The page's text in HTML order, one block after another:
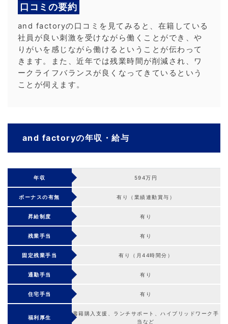
口コミの要約
and factoryの口コミを見てみると、在籍している
社員が良い刺激を受けながら働くことができ、や
りがいを感じながら働けるということが伝わって
きます。また、近年では残業時間が削減され、ワ
ークライフバランスが良くなってきているという
ことが伺えます。
and factoryの年収・給与
年収 594万円
ボーナスの有無 有り（業績連動賞与）
昇給制度 有り
残業手当 有り
固定残業手当 有り（月44時間分）
通勤手当 有り
住宅手当 有り
福利厚生
書籍購入支援、ランチサポート、ハイブリッドワーク手
当など